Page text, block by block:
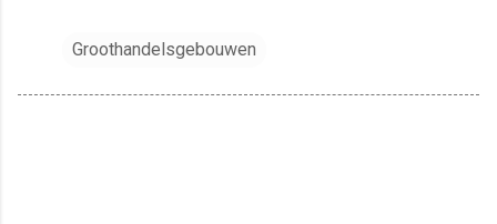
Groothandelsgebouwen